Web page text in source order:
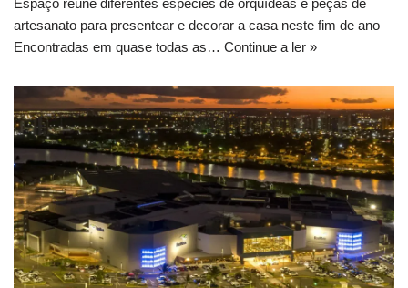
artesanato para presentear e decorar a casa neste fim de ano
Encontradas em quase todas as… Continue a ler »